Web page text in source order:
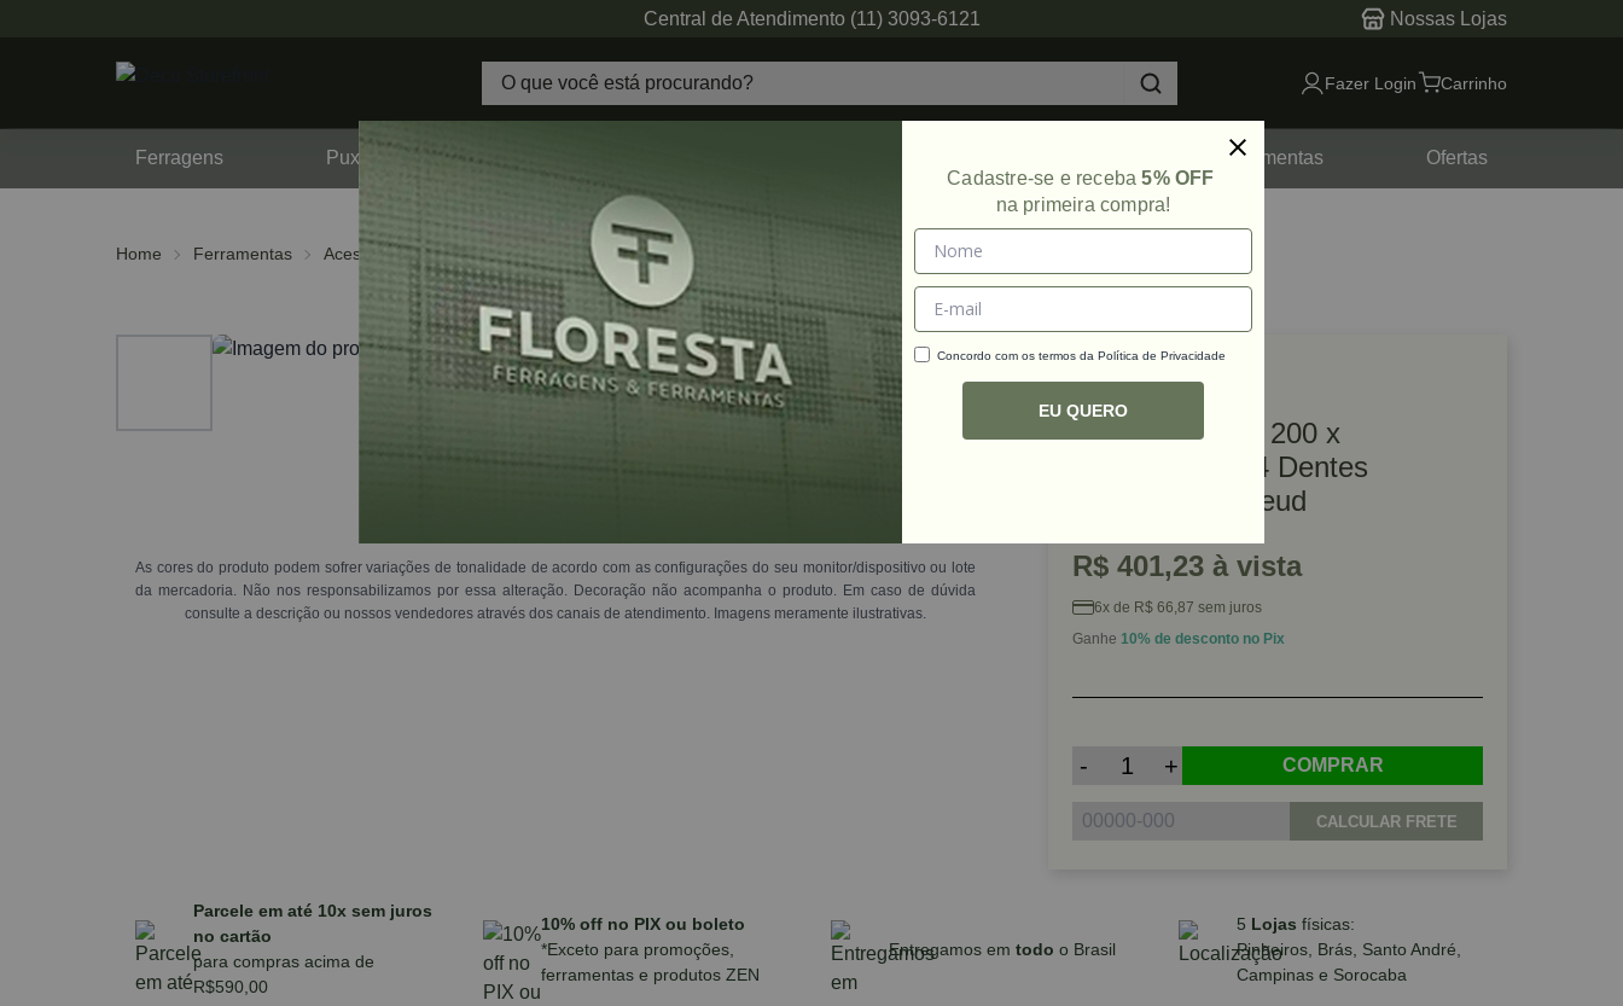
Central de Atendimento (11) 3093-6121 Nossas Lojas
Fazer Login Carrinho
Ferragens Puxadores Ferramentas Ofertas
Home Ferramentas Acessórios Discos
As cores do produto podem sofrer variações de tonalidade de acordo com as configurações do seu monitor/dispositivo ou lote
da mercadoria. Não nos responsabilizamos por essa alteração. Decoração não acompanha o produto. Em caso de dúvida
consulte a descrição ou nossos vendedores através dos canais de atendimento. Imagens meramente ilustrativas.
Ref: 66154
Disco de Serra 200 x
2.5XF30mm 64 Dentes
FR14L001T Freud
R$ 401,23 à vista
6x de R$ 66,87 sem juros
Ganhe 10% de desconto no Pix
- + COMPRAR
CALCULAR FRETE
Parcele em até 10x sem juros
no cartão
para compras acima de
R$590,00
10% off no PIX ou boleto
*Exceto para promoções,
ferramentas e produtos ZEN
Entregamos em todo o Brasil
5 Lojas físicas:
Pinheiros, Brás, Santo André,
Campinas e Sorocaba
Cadastre-se e receba5% OFF
na primeira compra!
Concordo com os termos da Política de Privacidade
EU QUERO